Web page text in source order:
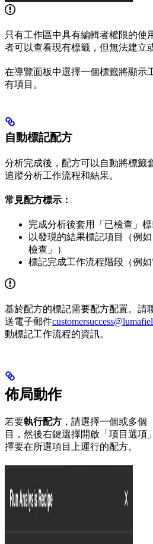
只有工作區中具有編輯者權限的使
者可以查看現有標籤，但無法建立
在導覽面板中選擇一個標籤將顯示
有項目。
自動標記配方
分析完成後，配方可以自動將標籤
追蹤分析工作流程和結果。
常見配方標示：
完成分析後套用「已檢查」
以發現的結果標記項目（例
檢查」）
標記完成工作流程階段（例如
基於配方的標記需要配方配置。請
送電子郵件
動標記工作流程的資訊。
佈局動作
若要執行配方 ，請選擇一個或多個
目，然後右鍵選擇開啟「項目選項
擇要在所選項目上運行的配方。